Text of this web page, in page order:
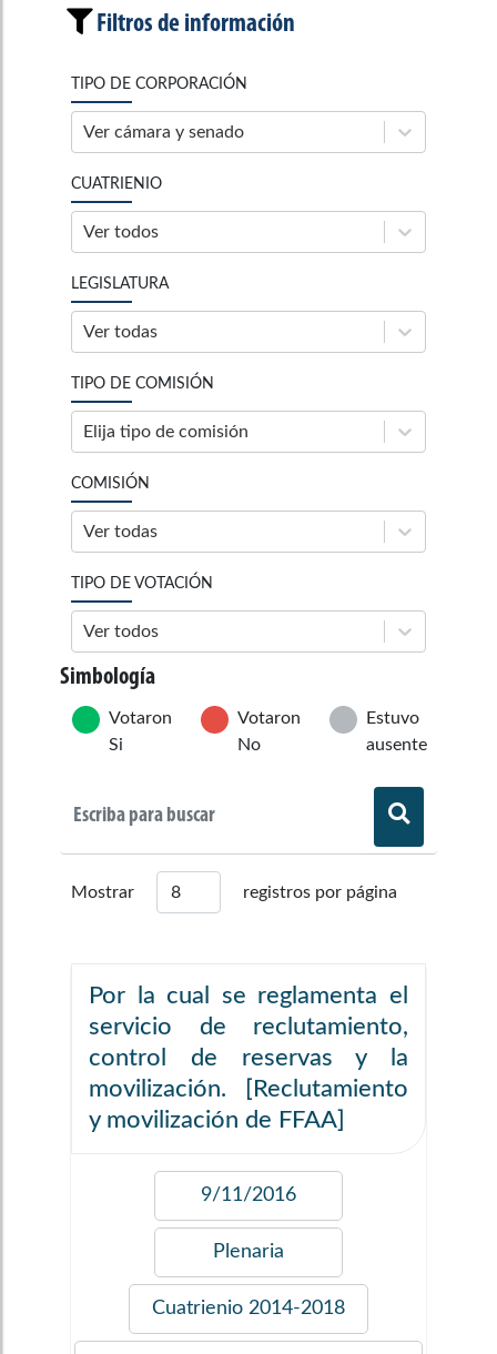
Filtros de información
TIPO DE CORPORACIÓN
Ver cámara y senado
CUATRIENIO
Ver todos
LEGISLATURA
Ver todas
TIPO DE COMISIÓN
Elija tipo de comisión
COMISIÓN
Ver todas
TIPO DE VOTACIÓN
Ver todos
Simbología
Votaron
Si
Votaron
No
Estuvo
ausente
Mostrar registros por página
Por la cual se reglamenta el
servicio de reclutamiento,
control de reservas y la
movilización. [Reclutamiento
y movilización de FFAA]
9/11/2016
Plenaria
Cuatrienio 2014-2018